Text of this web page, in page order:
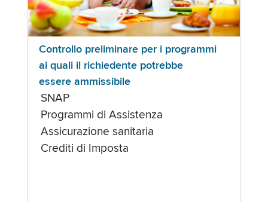
Controllo preliminare per i programmi
ai quali il richiedente potrebbe
essere ammissibile
SNAP
Programmi di Assistenza
Assicurazione sanitaria
Crediti di Imposta